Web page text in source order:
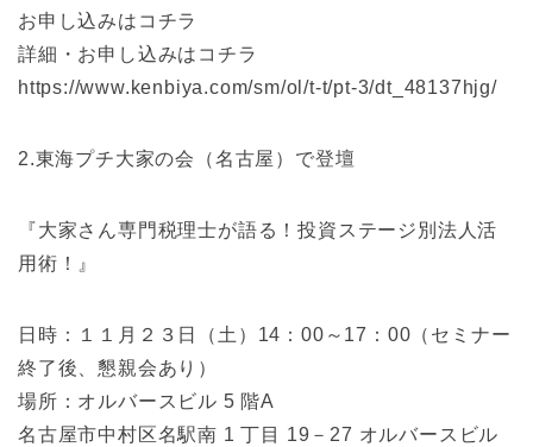
お申し込みはコチラ
詳細・お申し込みはコチラ
https://www.kenbiya.com/sm/ol/t-t/pt-3/dt_48137hjg/
2.東海プチ大家の会（名古屋）で登壇
『大家さん専門税理士が語る！投資ステージ別法人活
用術！』
日時：１１月２３日（土）14：00～17：00（セミナー
終了後、懇親会あり）
場所：オルバースビル 5 階A
名古屋市中村区名駅南 1 丁目 19－27 オルバースビル